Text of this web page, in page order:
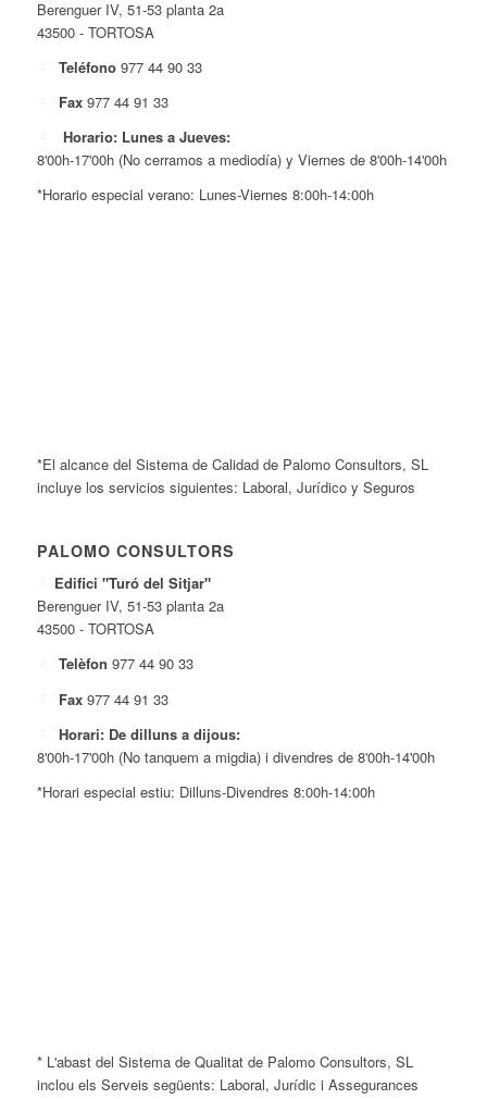
Berenguer IV, 51-53 planta 2a
43500 - TORTOSA
Teléfono 977 44 90 33
Fax 977 44 91 33
Horario: Lunes a Jueves:
8'00h-17'00h (No cerramos a mediodía) y Viernes de 8'00h-14'00h
*Horario especial verano: Lunes-Viernes 8:00h-14:00h
*El alcance del Sistema de Calidad de Palomo Consultors, SL
incluye los servicios siguientes: Laboral, Jurídico y Seguros
PALOMO CONSULTORS
Edifici "Turó del Sitjar"
Berenguer IV, 51-53 planta 2a
43500 - TORTOSA
Telèfon 977 44 90 33
Fax 977 44 91 33
Horari: De dilluns a dijous:
8'00h-17'00h (No tanquem a migdia) i divendres de 8'00h-14'00h
*Horari especial estiu: Dilluns-Divendres 8:00h-14:00h
* L'abast del Sistema de Qualitat de Palomo Consultors, SL
inclou els Serveis següents: Laboral, Jurídic i Assegurances